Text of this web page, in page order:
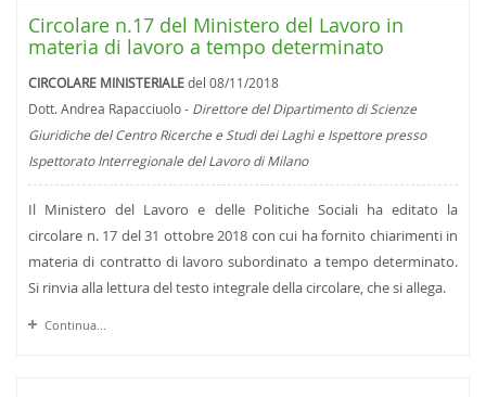
Circolare n.17 del Ministero del Lavoro in
materia di lavoro a tempo determinato
CIRCOLARE MINISTERIALEdel 08/11/2018
Dott. Andrea Rapacciuolo - Direttore del Dipartimento di Scienze
Giuridiche del Centro Ricerche e Studi dei Laghi e Ispettore presso
Ispettorato Interregionale del Lavoro di Milano
Il Ministero del Lavoro e delle Politiche Sociali ha editato la
circolare n. 17 del 31 ottobre 2018 con cui ha fornito chiarimenti in
materia di contratto di lavoro subordinato a tempo determinato.
Si rinvia alla lettura del testo integrale della circolare, che si allega.
Continua...